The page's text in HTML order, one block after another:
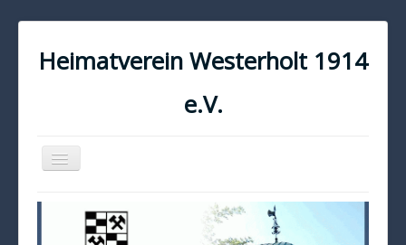
Heimatverein Westerholt 1914
e.V.
Navigation
an/aus
KONTAKT